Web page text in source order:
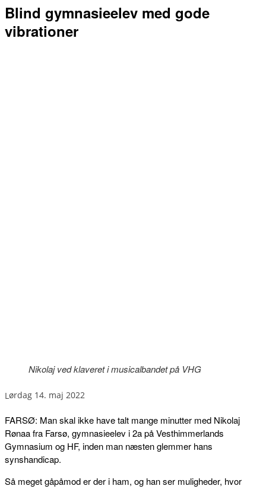
Blind gymnasieelev med gode
vibrationer
Nikolaj ved klaveret i musicalbandet på VHG
lørdag 14. maj 2022
FARSØ: Man skal ikke have talt mange minutter med Nikolaj
Rønaa fra Farsø, gymnasieelev i 2a på Vesthimmerlands
Gymnasium og HF, inden man næsten glemmer hans
synshandicap.
Så meget gåpåmod er der i ham, og han ser muligheder, hvor